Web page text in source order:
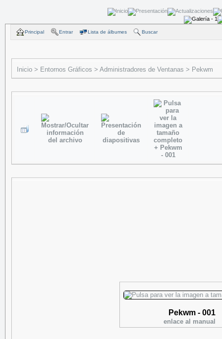
Principal Entrar Lista de álbumes Buscar
Inicio > Entornos Gráficos > Administradores de Ventanas > Pekwm
Pekwm - 001
enlace al manual